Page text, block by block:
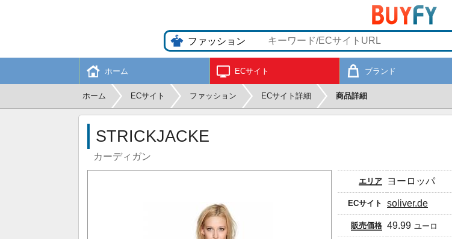
ホーム ECサイト ブランド
ホーム ECサイト ファッション ECサイト詳細 商品詳細
STRICKJACKE
カーディガン
エリア ヨーロッパ
ECサイト soliver.de
販売価格 49.99 ユーロ